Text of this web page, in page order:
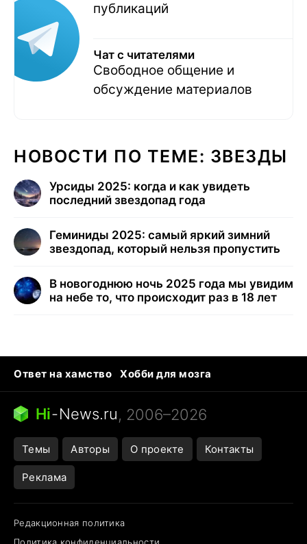
публикаций
Чат с читателями
Свободное общение и
обсуждение материалов
НОВОСТИ ПО ТЕМЕ: ЗВЕЗДЫ
Урсиды 2025: когда и как увидеть
последний звездопад года
Геминиды 2025: самый яркий зимний
звездопад, который нельзя пропустить
В новогоднюю ночь 2025 года мы увидим
на небе то, что происходит раз в 18 лет
Ответ на хамство
Хобби для мозга
Бензин 100 vs 95
Тунцы в океанариуме
Следующая пандемия
Hi-News.ru, 2006–2026
Темы Авторы О проекте Контакты
Реклама
Редакционная политика